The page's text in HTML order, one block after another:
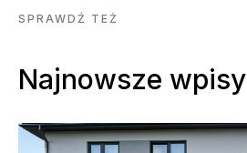
SPRAWDŹ TEŻ
Najnowsze wpisy